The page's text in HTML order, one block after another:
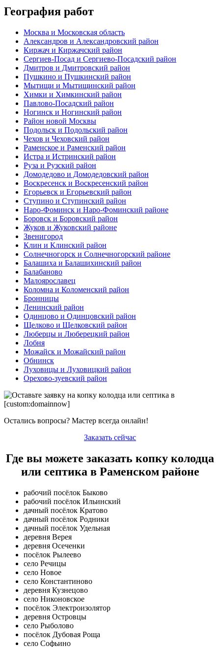
География работ
Москва и Московская область
Александров и Александровский район
Киржач и Киржачский район
Сергиев-Посад и Сергиево-Посадский район
Дмитров и Дмитровский район
Пушкино и Пушкинский район
Мытищи и Мытищинский район
Химки и Химкинский район
Павлово-Посадский район
Ногинск и Ногинский район
Район новой Москвы
Подольск и Подольский район
Чехов и Чеховский район
Раменское и Раменский район
Истра и Истринский район
Руза и Рузский район
Домодедово и Домодедовский район
Воскресенск и Воскресенский район
Егорьевск и Егорьевский район
Ступино и Ступинский район
Наро-Фоминск и Наро-Фоминский районе
Боровск и Боровский район
Жуков и Жуковский районе
Звенигород
Клин и Клинский район
Солнечногорск и Солнечногорский районе
Балашиха и Балашихинский район
Балабаново
Малоярославец
Коломна и Коломенский район
Бронницы
Ленинский район
Одинцово и Одинцовский район
Щелково и Щелковский район
Люберцы и Люберецкий район
Лобня
Можайск и Можайский район
Обнинск
Луховицы и Луховицкий район
Орехово-зуевский район
Остались вопросы? Мастер всегда онлайн!
Заказать сейчас
Где вы можете заказать копку колодца
или септика в Раменском районе
рабочий посёлок Быково
рабочий посёлок Ильинский
дачный посёлок Кратово
дачный посёлок Родники
дачный посёлок Удельная
деревня Верея
деревня Осеченки
посёлок Рылеево
село Речицы
село Новое
село Константиново
деревня Кузнецово
село Никоновское
посёлок Электроизолятор
деревня Островцы
село Рыболово
посёлок Дубовая Роща
село Софьино